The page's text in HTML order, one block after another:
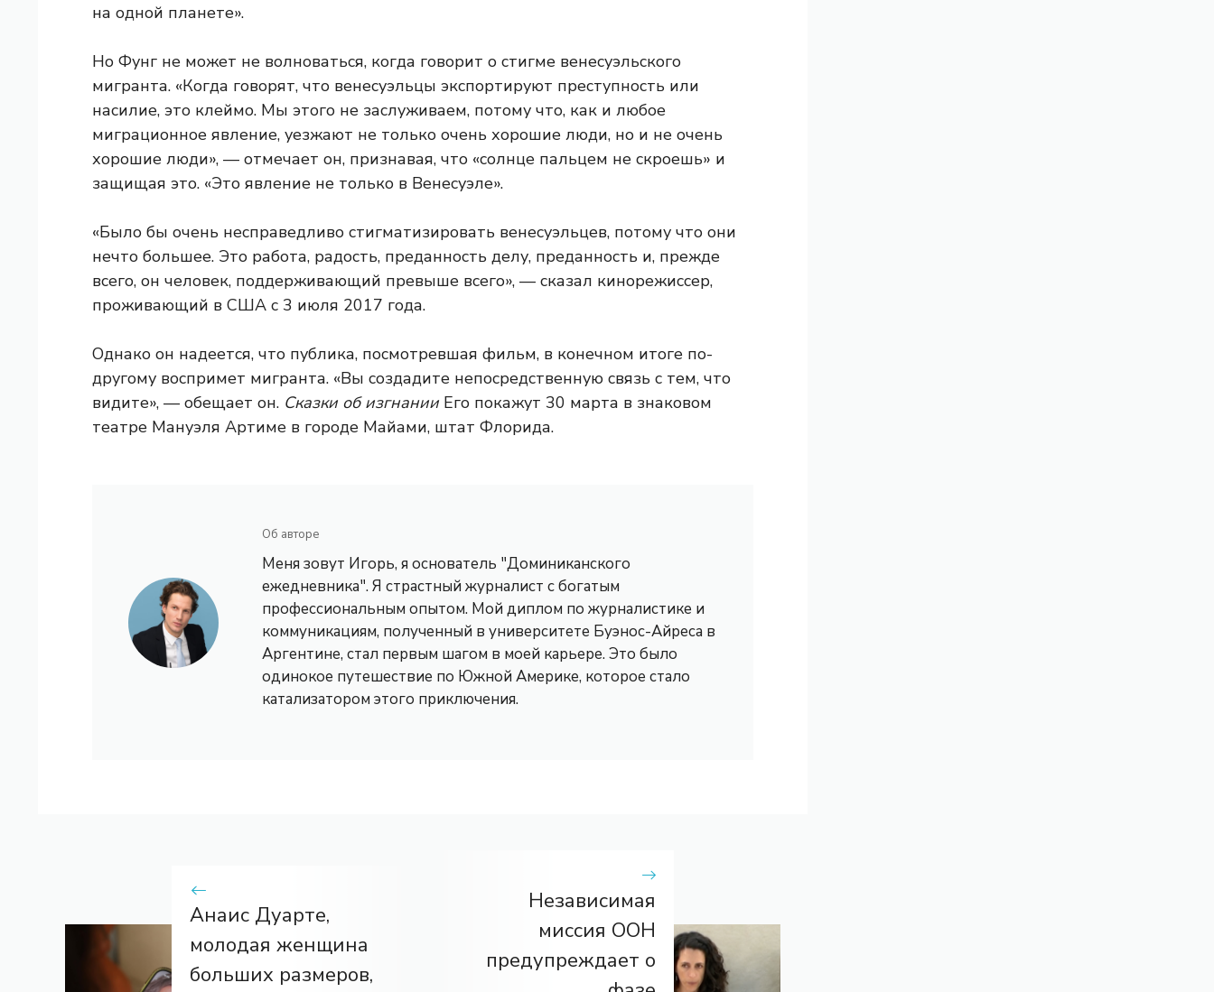
на одной планете».
Но Фунг не может не волноваться, когда говорит о стигме венесуэльского
мигранта. «Когда говорят, что венесуэльцы экспортируют преступность или
насилие, это клеймо. Мы этого не заслуживаем, потому что, как и любое
миграционное явление, уезжают не только очень хорошие люди, но и не очень
хорошие люди», — отмечает он, признавая, что «солнце пальцем не скроешь» и
защищая это. «Это явление не только в Венесуэле».
«Было бы очень несправедливо стигматизировать венесуэльцев, потому что они
нечто большее. Это работа, радость, преданность делу, преданность и, прежде
всего, он человек, поддерживающий превыше всего», — сказал кинорежиссер,
проживающий в США с 3 июля 2017 года.
Однако он надеется, что публика, посмотревшая фильм, в конечном итоге по-
другому воспримет мигранта. «Вы создадите непосредственную связь с тем, что
видите», — обещает он. Сказки об изгнании Его покажут 30 марта в знаковом
театре Мануэля Артиме в городе Майами, штат Флорида.
Об авторе
Меня зовут Игорь, я основатель "Доминиканского
ежедневника". Я страстный журналист с богатым
профессиональным опытом. Мой диплом по журналистике и
коммуникациям, полученный в университете Буэнос-Айреса в
Аргентине, стал первым шагом в моей карьере. Это было
одинокое путешествие по Южной Америке, которое стало
катализатором этого приключения.
Анаис Дуарте,
молодая женщина
больших размеров,
Независимая
миссия ООН
предупреждает о